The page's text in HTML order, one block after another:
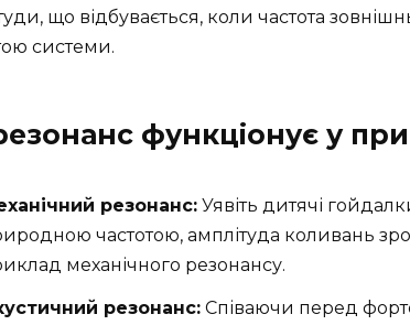
що відбувається, коли частота
системи.
функціонує у
резонанс: Уявіть дитячі
частотою, амплітуда коливань
механічного резонансу.
резонанс: Співаючи перед